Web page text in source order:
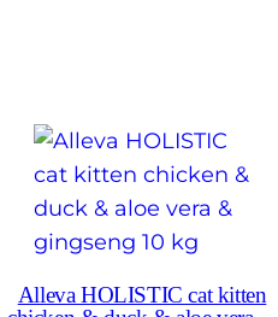
Alleva HOLISTIC cat kitten